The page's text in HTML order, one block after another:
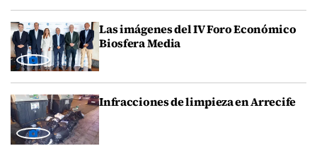
Las imágenes del IV Foro Económico
Biosfera Media
Infracciones de limpieza en Arrecife